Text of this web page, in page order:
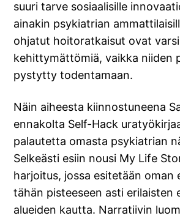
suuri tarve sosiaalisille
ainakin psykiatrian
ohjatut hoitoratkaisut ovat
kehittymättömiä, vaikka niiden
pystytty todentamaan.
Näin aiheesta kiinnostuneena
ennakolta Self-Hack
palautetta omasta psykiatrian
Selkeästi esiin nousi My Life
harjoitus, jossa esitetään oman
tähän pisteeseen asti erilaisten
alueiden kautta. Narratiivin